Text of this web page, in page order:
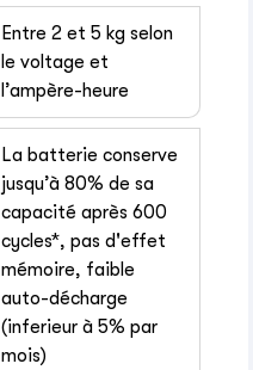
Entre 2 et 5 kg selon
le voltage et
l’ampère-heure
La batterie conserve
jusqu’à 80% de sa
capacité après 600
cycles*, pas d'effet
mémoire, faible
auto-décharge
(inferieur à 5% par
mois)